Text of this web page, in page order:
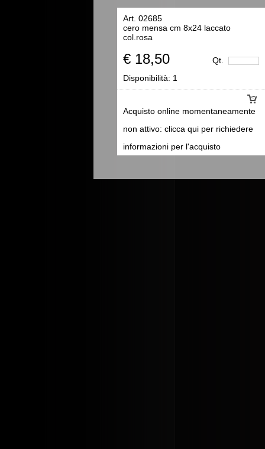
Art. 02685
cero mensa cm 8x24 laccato
col.rosa
€ 18,50 Qt.
Acquisto online momentaneamente
non attivo: clicca qui per richiedere
informazioni per l'acquisto
Disponibilità: 1